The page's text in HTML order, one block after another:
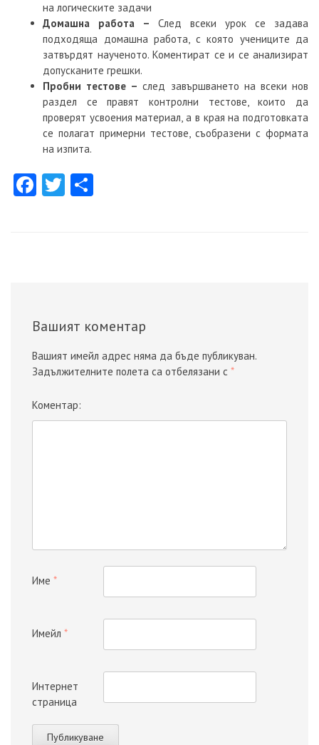
на логическите задачи
Домашна работа – След всеки урок се задава
подходяща домашна работа, с която учениците да
затвърдят наученото. Коментират се и се анализират
допусканите грешки.
Пробни тестове –след завършването на всеки нов
раздел се правят контролни тестове, които да
проверят усвоения материал, а в края на подготовката
се полагат примерни тестове, съобразени с формата
на изпита.
Facebook
Twitter
Вашият коментар
Вашият имейл адрес няма да бъде публикуван.
Задължителните полета са отбелязани с *
Коментар:
Име *
Имейл *
Интернет
страница